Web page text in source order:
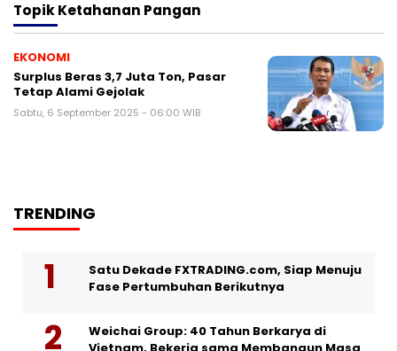
TopikKetahanan Pangan
EKONOMI
Surplus Beras 3,7 Juta Ton, Pasar
Tetap Alami Gejolak
Sabtu, 6 September 2025 - 06:00 WIB
TRENDING
Satu Dekade FXTRADING.com, Siap Menuju
Fase Pertumbuhan Berikutnya
Weichai Group: 40 Tahun Berkarya di